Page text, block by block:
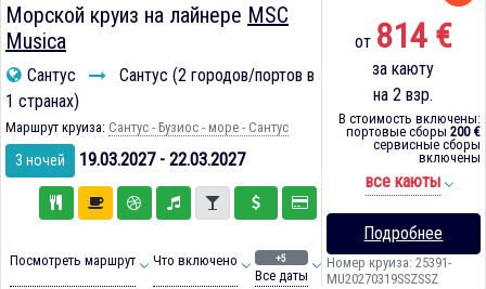
Морской круиз на лайнере MSC
Musica
Сантус
Сантус (2 городов/портов в
1 странах)
Маршрут круиза: Сантус - Бузиос - море - Сантус
3 ночей 19.03.2027 - 22.03.2027
Посмотреть маршрут Что включено +5
Все даты
от 814 €
за каюту
на 2 взр.
В стоимость включены:
портовые сборы 200 €
сервисные сборы
включены
все каюты
Подробнее
Номер круиза: 25391-
MU20270319SSZSSZ